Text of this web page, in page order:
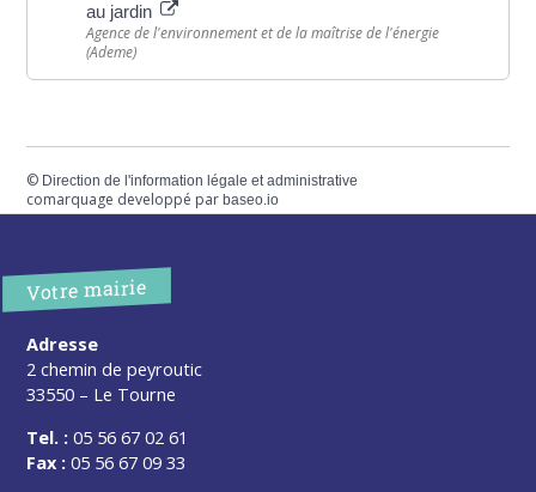
au jardin
Agence de l'environnement et de la maîtrise de l'énergie
(Ademe)
© Direction de l'information légale et administrative
comarquage developpé parbaseo.io
Votre mairie
Adresse
2 chemin de peyroutic
33550 – Le Tourne
Tel. : 05 56 67 02 61
Fax : 05 56 67 09 33